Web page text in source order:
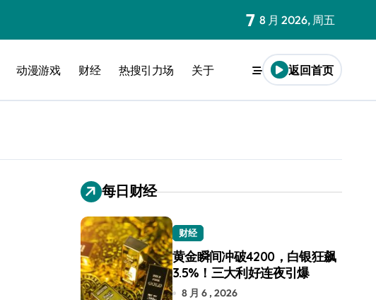
7 8 月 2026, 周五
动漫游戏 财经 热搜引力场 关于 返回首页
每日财经
财经
黄金瞬间冲破4200，白银狂飙
3.5%！三大利好连夜引爆
8 月 6 , 2026